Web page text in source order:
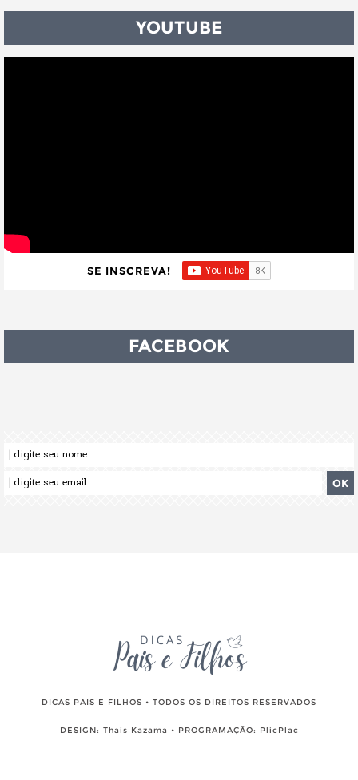
YOUTUBE
SE INSCREVA!
FACEBOOK
DICAS PAIS E FILHOS • TODOS OS DIREITOS RESERVADOS
DESIGN: Thais Kazama • PROGRAMAÇÃO: PlicPlac